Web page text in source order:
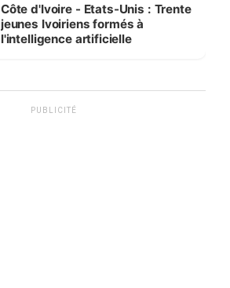
Côte d'Ivoire - Etats-Unis : Trente
jeunes Ivoiriens formés à
l'intelligence artificielle
PUBLICITÉ